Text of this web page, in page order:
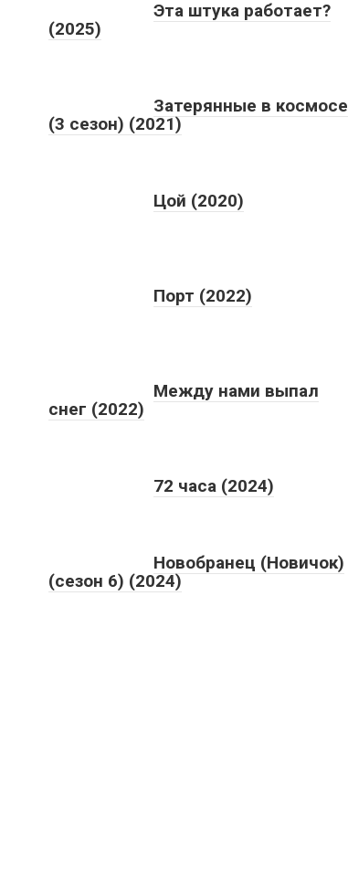
Эта штука работает?
(2025)
Затерянные в космосе
(3 сезон) (2021)
Цой (2020)
Порт (2022)
Между нами выпал
снег (2022)
72 часа (2024)
Новобранец (Новичок)
(сезон 6) (2024)